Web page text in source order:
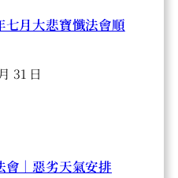
七月大悲寶懺法會順
31 日
會｜惡劣天氣安排